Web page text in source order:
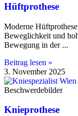
Hüftprothese
Moderne
Beweglichkeit und
Bewegung in der
Beitrag lesen »
3. November 2025
Beschwerdebilder
Knieprothese